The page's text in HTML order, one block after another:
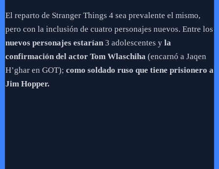
El reparto de Stranger Things 4 sea prevalente el mismo,
pero con la inclusión de cuatro personajes nuevos. Entre los
nuevos personajes estarían 3 adolescentes y la
confirmación del actor Tom Wlaschiha (encarnó a Jaqen
H’ghar en GOT); como soldado ruso que tiene prisionero a
Jim Hopper.